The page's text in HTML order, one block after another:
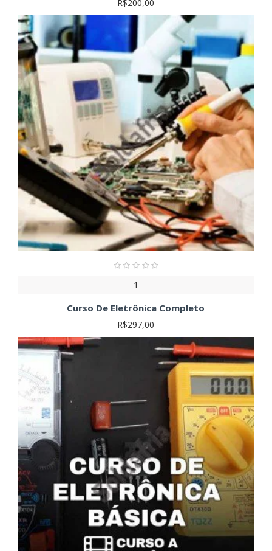
R$200,00
1
Curso De Eletrônica Completo
R$297,00